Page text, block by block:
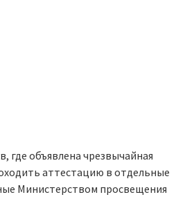
где объявлена чрезвычайная
аттестацию в отдельные
Министерством просвещения